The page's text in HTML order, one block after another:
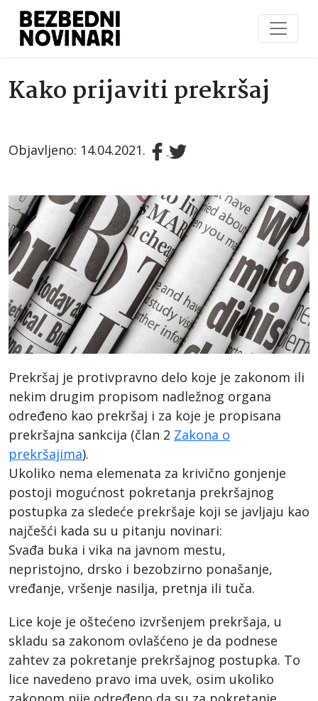
Kako prijaviti prekršaj
Objavljeno: 14.04.2021.
Prekršaj je protivpravno delo koje je zakonom ili
nekim drugim propisom nadležnog organa
određeno kao prekršaj i za koje je propisana
prekršajna sankcija (član 2 Zakona o
prekršajima).
Ukoliko nema elemenata za krivično gonjenje
postoji mogućnost pokretanja prekršajnog
postupka za sledeće prekršaje koji se javljaju kao
najčešći kada su u pitanju novinari:
Svađa buka i vika na javnom mestu,
nepristojno, drsko i bezobzirno ponašanje,
vređanje, vršenje nasilja, pretnja ili tuča.
Lice koje je oštećeno izvršenjem prekršaja, u
skladu sa zakonom ovlašćeno je da podnese
zahtev za pokretanje prekršajnog postupka. To
lice navedeno pravo ima uvek, osim ukoliko